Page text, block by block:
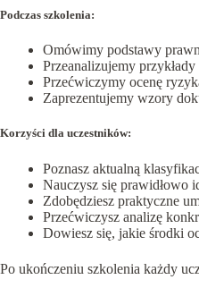
Podczas szkolenia:
Omówimy podstawy
Przeanalizujemy
Przećwiczymy ocenę
Zaprezentujemy wzory
Korzyści dla uczestników:
Poznasz aktualną
Nauczysz się prawidłowo
Zdobędziesz praktyczne
Przećwiczysz analizę
Dowiesz się, jakie środki
Po ukończeniu szkolenia każdy